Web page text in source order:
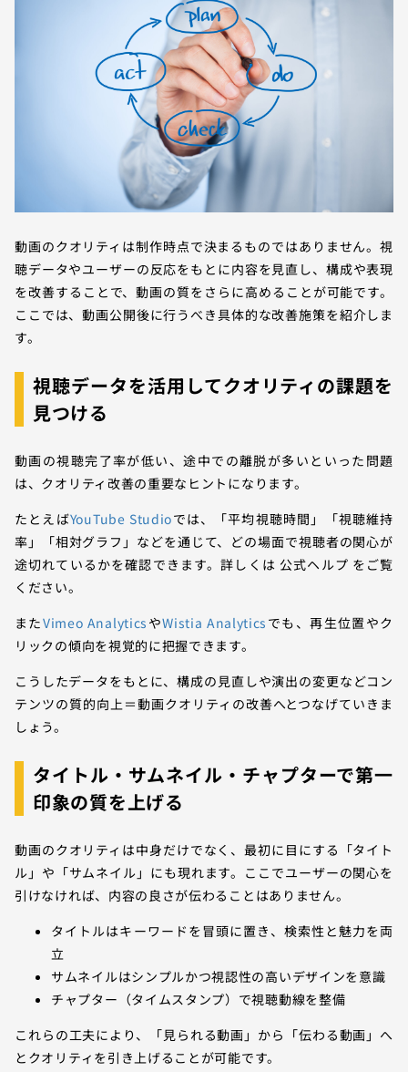
動画のクオリティは制作時点で決まるものではありません。視
聴データやユーザーの反応をもとに内容を見直し、構成や表現
を改善することで、動画の質をさらに高めることが可能です。
ここでは、動画公開後に行うべき具体的な改善施策を紹介しま
す。
視聴データを活用してクオリティの課題を
見つける
動画の視聴完了率が低い、途中での離脱が多いといった問題
は、クオリティ改善の重要なヒントになります。
たとえばYouTube Studioでは、「平均視聴時間」「視聴維持
率」「相対グラフ」などを通じて、どの場面で視聴者の関心が
途切れているかを確認できます。詳しくは 公式ヘルプ をご覧
ください。
またVimeo Analytics やWistia Analytics でも、再生位置やク
リックの傾向を視覚的に把握できます。
こうしたデータをもとに、構成の見直しや演出の変更などコン
テンツの質的向上＝動画クオリティの改善へとつなげていきま
しょう。
タイトル・サムネイル・チャプターで第一
印象の質を上げる
動画のクオリティは中身だけでなく、最初に目にする「タイト
ル」や「サムネイル」にも現れます。ここでユーザーの関心を
引けなければ、内容の良さが伝わることはありません。
タイトルはキーワードを冒頭に置き、検索性と魅力を両
立
サムネイルはシンプルかつ視認性の高いデザインを意識
チャプター（タイムスタンプ）で視聴動線を整備
これらの工夫により、「見られる動画」から「伝わる動画」へ
とクオリティを引き上げることが可能です。